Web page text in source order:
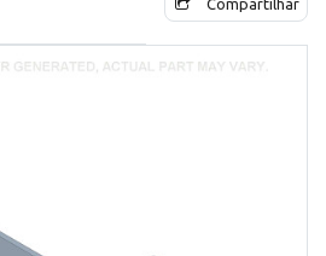
Compartilhar